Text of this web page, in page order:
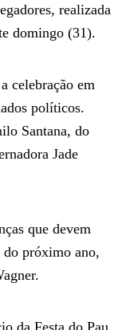
realizada
domingo (31).
celebração em
políticos.
Santana, do
Jade
que devem
próximo ano,
da Festa do Pau